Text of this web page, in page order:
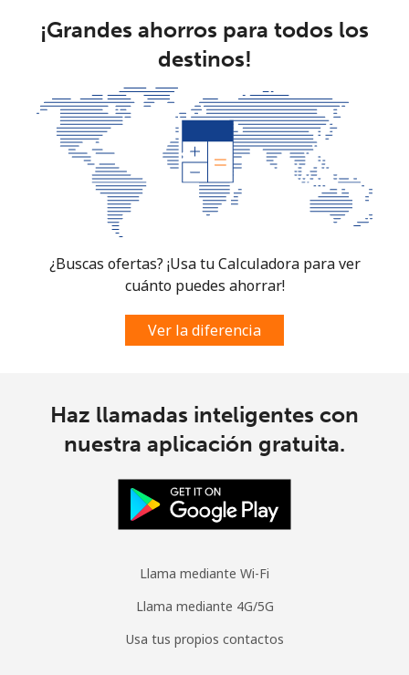
¡Grandes ahorros para todos los
destinos!
¿Buscas ofertas? ¡Usa tu Calculadora para ver
cuánto puedes ahorrar!
Ver la diferencia
Haz llamadas inteligentes con
nuestra aplicación gratuita.
Llama mediante Wi-Fi
Llama mediante 4G/5G
Usa tus propios contactos